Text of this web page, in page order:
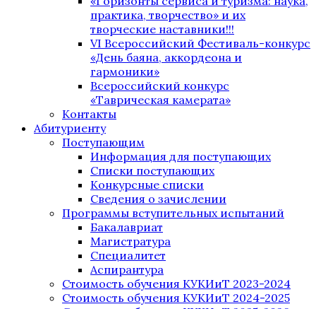
практика, творчество» и их
творческие наставники!!!
VI Всероссийский Фестиваль-конкурс
«День баяна, аккордеона и
гармоники»
Всероссийский конкурс
«Таврическая камерата»
Контакты
Абитуриенту
Поступающим
Информация для поступающих
Списки поступающих
Конкурсные списки
Сведения о зачислении
Программы вступительных испытаний
Бакалавриат
Магистратура
Специалитет
Аспирантура
Стоимость обучения КУКИиТ 2023-2024
Стоимость обучения КУКИиТ 2024-2025